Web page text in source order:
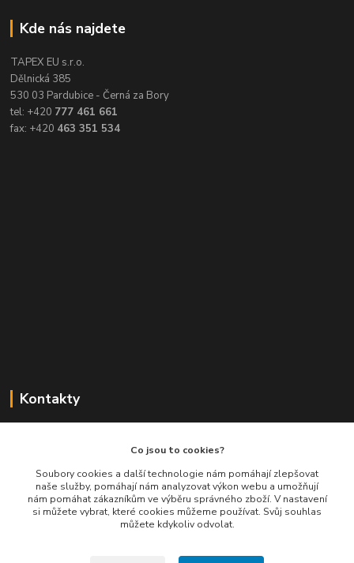
Kde nás najdete
TAPEX EU s.r.o.
Dělnická 385
530 03 Pardubice - Černá za Bory
tel: +420 777 461 661
fax: +420 463 351 534
Kontakty
+420 777 461 661
(Po-Pá, 8-16 hod.)
info@balimespolu.cz
Co jsou to cookies?
Soubory cookies a další technologie nám pomáhají zlepšovat
naše služby, pomáhají nám analyzovat výkon webu a umožňují
nám pomáhat zákazníkům ve výběru správného zboží. V nastavení
si můžete vybrat, které cookies můžeme používat. Svůj souhlas
můžete kdykoliv odvolat.